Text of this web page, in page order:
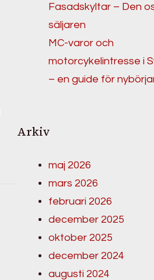
Fasadskyltar – Den
säljaren
MC-varor och
motorcykelintresse i
– en guide för
Arkiv
maj 2026
mars 2026
februari 2026
december 2025
oktober 2025
december 2024
augusti 2024